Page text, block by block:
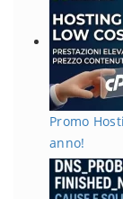
Promo
anno!